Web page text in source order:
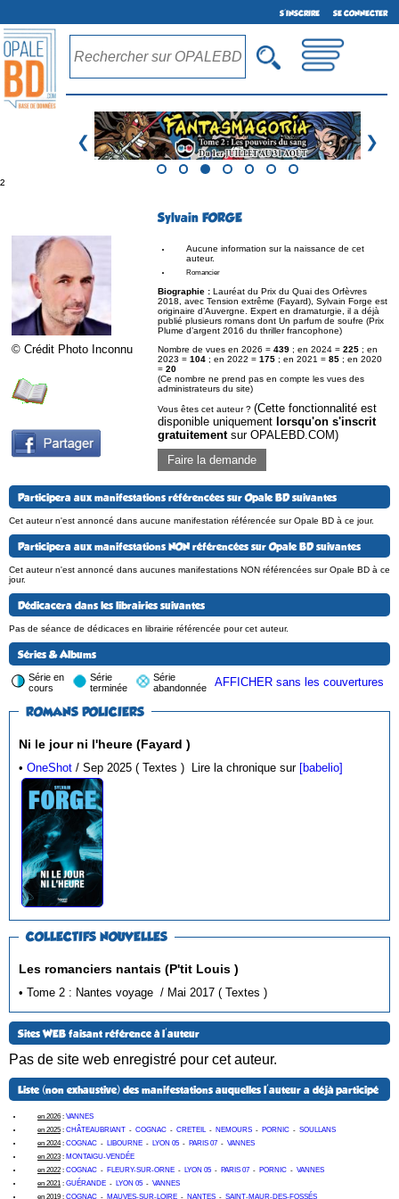
S'INSCRIRE SE CONNECTER
❮ ❯
²
Sylvain FORGE
© Crédit Photo Inconnu
Aucune information sur la naissance de cet
auteur.
Romancier
Biographie : Lauréat du Prix du Quai des Orfèvres
2018, avec Tension extrême (Fayard), Sylvain Forge est
originaire d’Auvergne. Expert en dramaturgie, il a déjà
publié plusieurs romans dont Un parfum de soufre (Prix
Plume d’argent 2016 du thriller francophone)
Nombre de vues en 2026 = 439 ; en 2024 = 225 ; en
2023 = 104 ; en 2022 = 175 ; en 2021 = 85 ; en 2020
= 20
(Ce nombre ne prend pas en compte les vues des
administrateurs du site)
Vous êtes cet auteur ? (Cette fonctionnalité est
disponible uniquement lorsqu'on s'inscrit
gratuitementsur OPALEBD.COM)
Faire la demande
Participera aux manifestations référencées sur Opale BD suivantes
Cet auteur n'est annoncé dans aucune manifestation référencée sur Opale BD à ce jour.
Participera aux manifestations NON référencées sur Opale BD suivantes
Cet auteur n'est annoncé dans aucunes manifestations NON référencées sur Opale BD à ce
jour.
Dédicacera dans les librairies suivantes
Pas de séance de dédicaces en librairie référencée pour cet auteur.
Séries & Albums
Série en
cours
Série
terminée
Série
abandonnée
AFFICHER sans les couvertures
ROMANS POLICIERS
Ni le jour ni l'heure (Fayard )
•OneShot / Sep 2025 ( Textes ) Lire la chronique sur [babelio]
COLLECTIFS NOUVELLES
Les romanciers nantais (P'tit Louis )
• Tome 2 : Nantes voyage / Mai 2017 ( Textes )
Sites WEB faisant référence à l'auteur
Pas de site web enregistré pour cet auteur.
Liste (non exhaustive) des manifestations auquelles l'auteur a déjà participé
en 2026 : VANNES
en 2025 : CHÂTEAUBRIANT - COGNAC - CRETEIL - NEMOURS - PORNIC - SOULLANS
en 2024: COGNAC - LIBOURNE - LYON 05 - PARIS 07 - VANNES
en 2023 : MONTAIGU-VENDÉE
en 2022 : COGNAC - FLEURY-SUR-ORNE - LYON 05 - PARIS 07 - PORNIC - VANNES
en 2021 : GUÉRANDE - LYON 05 - VANNES
en 2019 : COGNAC - MAUVES-SUR-LOIRE - NANTES - SAINT-MAUR-DES-FOSSÉS